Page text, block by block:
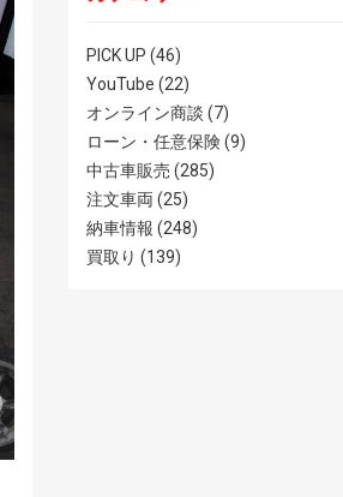
PICK UP (46)
YouTube (22)
オンライン商談 (7)
ローン・任意保険(9)
中古車販売 (285)
注文車両 (25)
納車情報 (248)
買取り (139)